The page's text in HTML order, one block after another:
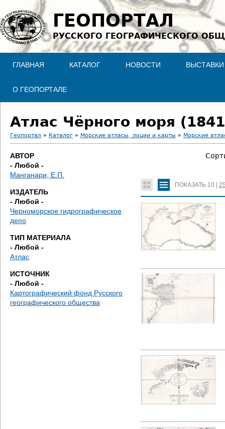
Jump to navigation
ГЕОПОРТАЛ
РУССКОГО ГЕОГРАФИЧЕСКОГО
ГЛАВНАЯ КАТАЛОГ НОВОСТИ ВЫСТАВКИ
О ГЕОПОРТАЛЕ
Атлас Чёрного моря
В
ы
з
д
с
ь
Геопортал » Каталог » Морские атласы, лоции и карты » Морские
АВТОР
- Любой -
Манганари, Е.П.
ИЗДАТЕЛЬ
- Любой -
Черноморское гидрографическое
депо
ТИП МАТЕРИАЛА
- Любой -
Атлас
ИСТОЧНИК
- Любой -
Картографический фонд Русского
географического общества
ПОКАЗАТЬ 10